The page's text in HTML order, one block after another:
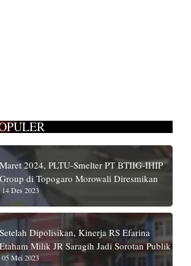
Maret 2024, PLTU-Smelter PT BTIIG-IHIP
Group di Topogaro Morowali Diresmikan
14 Des 2023
Setelah Dipolisikan, Kinerja RS Efarina
Etaham Milik JR Saragih Jadi Sorotan Publik
05 Mei 2023